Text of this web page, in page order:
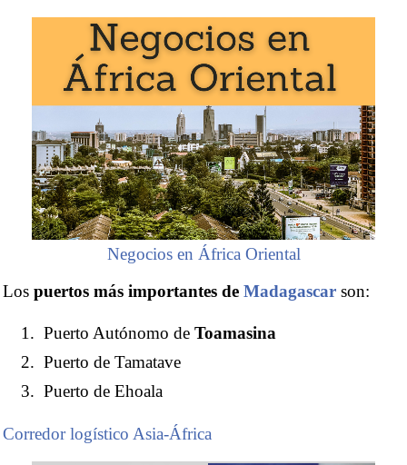
Negocios en África Oriental
Los puertos más importantes de Madagascar son:
Puerto Autónomo de Toamasina
Puerto de Tamatave
Puerto de Ehoala
Corredor logístico Asia-África